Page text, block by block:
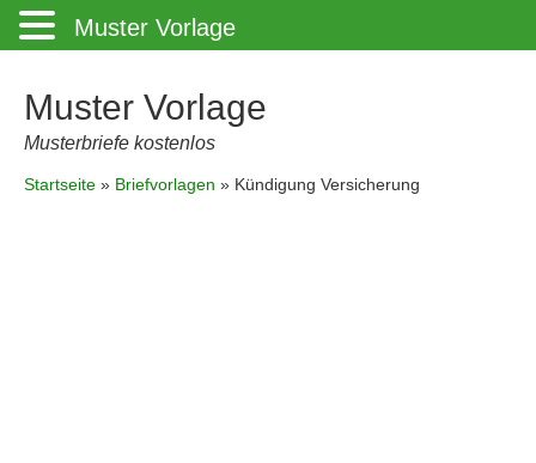
Muster Vorlage
Musterbriefe kostenlos
Startseite » Briefvorlagen » Kündigung Versicherung
Muster Vorlage